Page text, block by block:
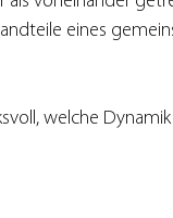
eines
welche